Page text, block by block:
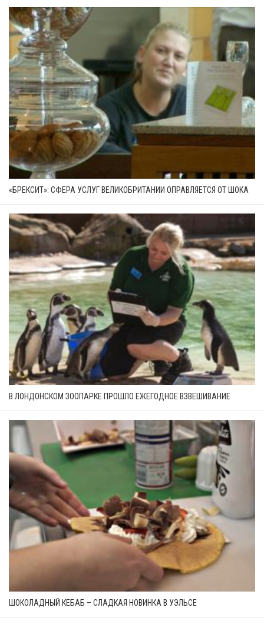
«БРЕКСИТ»: СФЕРА УСЛУГ ВЕЛИКОБРИТАНИИ ОПРАВЛЯЕТСЯ ОТ ШОКА
В ЛОНДОНСКОМ ЗООПАРКЕ ПРОШЛО ЕЖЕГОДНОЕ ВЗВЕШИВАНИЕ
ШОКОЛАДНЫЙ КЕБАБ – СЛАДКАЯ НОВИНКА В УЭЛЬСЕ